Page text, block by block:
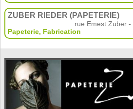
ZUBER RIEDER (PAPETERIE)
rue Emest Zuber -
Papeterie, Fabrication